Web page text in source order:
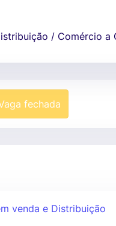
/ Comércio a
fechada
venda e Distribuição